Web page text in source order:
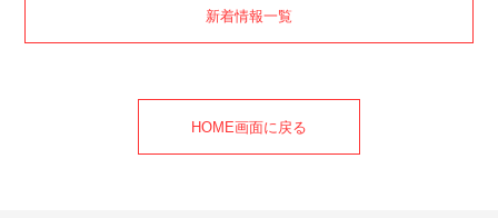
新着情報一覧
HOME画面に戻る